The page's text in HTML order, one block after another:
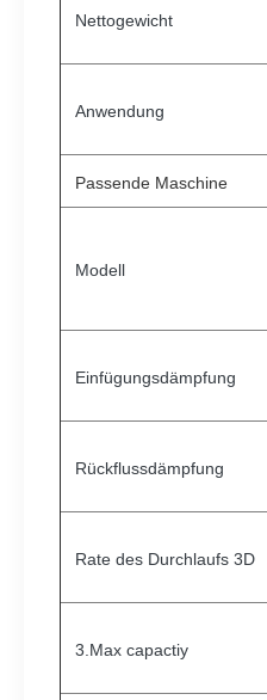
Nettogewicht
Anwendung
Passende Maschine
Modell
Einfügungsdämpfung
Rückflussdämpfung
Rate des Durchlaufs 3D
3.Max capactiy